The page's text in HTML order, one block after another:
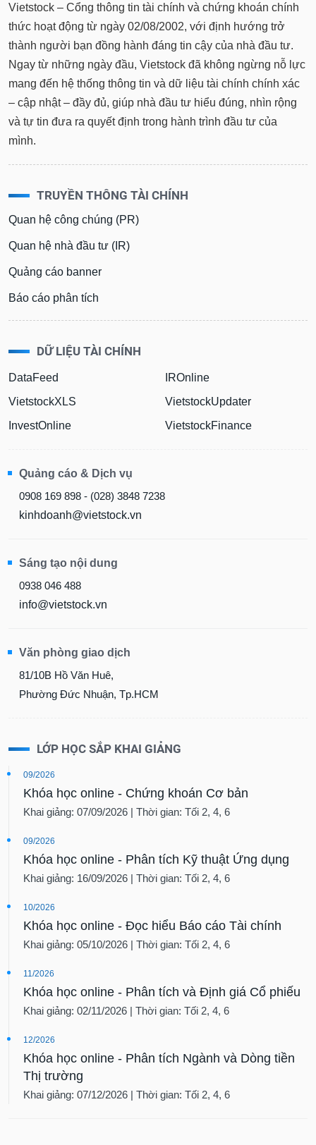
Vietstock – Cổng thông tin tài chính và chứng khoán chính
thức hoạt động từ ngày 02/08/2002, với định hướng trở
thành người bạn đồng hành đáng tin cậy của nhà đầu tư.
Ngay từ những ngày đầu, Vietstock đã không ngừng nỗ lực
mang đến hệ thống thông tin và dữ liệu tài chính chính xác
– cập nhật – đầy đủ, giúp nhà đầu tư hiểu đúng, nhìn rộng
và tự tin đưa ra quyết định trong hành trình đầu tư của
mình.
TRUYỀN THÔNG TÀI CHÍNH
Quan hệ công chúng (PR)
Quan hệ nhà đầu tư (IR)
Quảng cáo banner
Báo cáo phân tích
DỮ LIỆU TÀI CHÍNH
DataFeed
VietstockXLS
InvestOnline
IROnline
VietstockUpdater
VietstockFinance
Quảng cáo & Dịch vụ
0908 169 898 - (028) 3848 7238
kinhdoanh@vietstock.vn
Sáng tạo nội dung
0938 046 488
info@vietstock.vn
Văn phòng giao dịch
81/10B Hồ Văn Huê,
Phường Đức Nhuận, Tp.HCM
LỚP HỌC SẮP KHAI GIẢNG
09/2026
Khóa học online - Chứng khoán Cơ bản
Khai giảng: 07/09/2026 | Thời gian: Tối 2, 4, 6
09/2026
Khóa học online - Phân tích Kỹ thuật Ứng dụng
Khai giảng: 16/09/2026 | Thời gian: Tối 2, 4, 6
10/2026
Khóa học online - Đọc hiểu Báo cáo Tài chính
Khai giảng: 05/10/2026 | Thời gian: Tối 2, 4, 6
11/2026
Khóa học online - Phân tích và Định giá Cổ phiếu
Khai giảng: 02/11/2026 | Thời gian: Tối 2, 4, 6
12/2026
Khóa học online - Phân tích Ngành và Dòng tiền
Thị trường
Khai giảng: 07/12/2026 | Thời gian: Tối 2, 4, 6